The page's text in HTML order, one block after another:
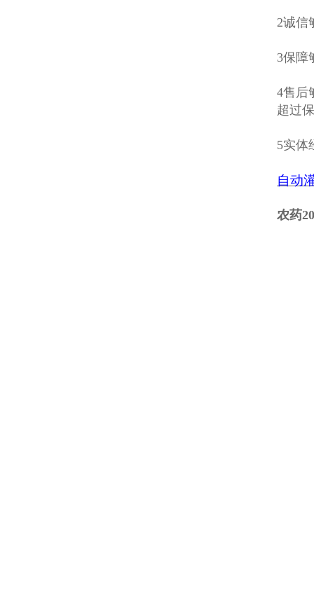
2诚信
3保障
4售后
超过
5实体
自动
农药